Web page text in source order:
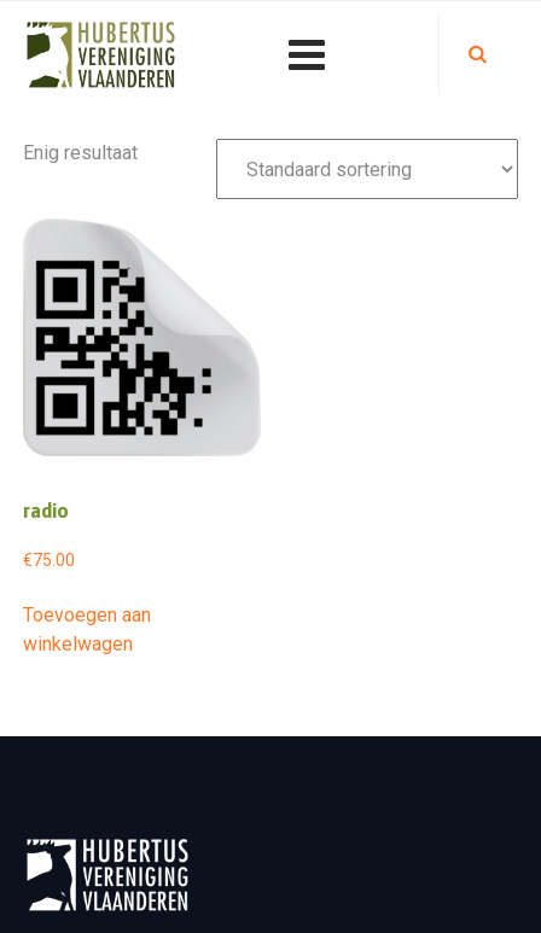
Enig resultaat
radio
€75.00
Toevoegen aan
winkelwagen